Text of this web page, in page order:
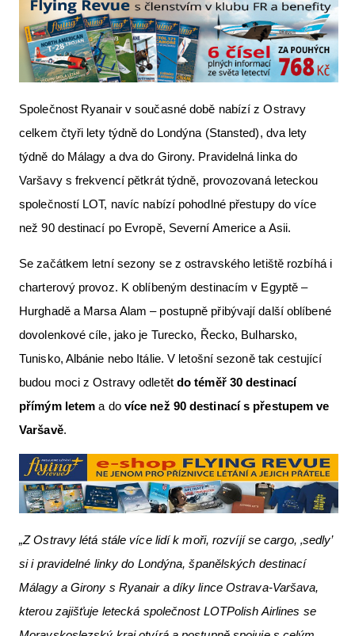
Společnost Ryanair v současné době nabízí z Ostravy
celkem čtyři lety týdně do Londýna (Stansted), dva lety
týdně do Málagy a dva do Girony. Pravidelná linka do
Varšavy s frekvencí pětkrát týdně, provozovaná leteckou
společností LOT, navíc nabízí pohodlné přestupy do více
než 90 destinací po Evropě, Severní Americe a Asii.
Se začátkem letní sezony se z ostravského letiště rozbíhá i
charterový provoz. K oblíbeným destinacím v Egyptě –
Hurghadě a Marsa Alam – postupně přibývají další oblíbené
dovolenkové cíle, jako je Turecko, Řecko, Bulharsko,
Tunisko, Albánie nebo Itálie. V letošní sezoně tak cestující
budou moci z Ostravy odletět do téměř 30 destinací
přímým letem a do více než 90 destinací s přestupem ve
Varšavě.
„Z Ostravy létá stále více lidí k moři, rozvíjí se cargo, ‚sedly’
si i pravidelné linky do Londýna, španělských destinací
Málagy a Girony s Ryanair a díky lince Ostrava-Varšava,
kterou zajišťuje letecká společnost LOTPolish Airlines se